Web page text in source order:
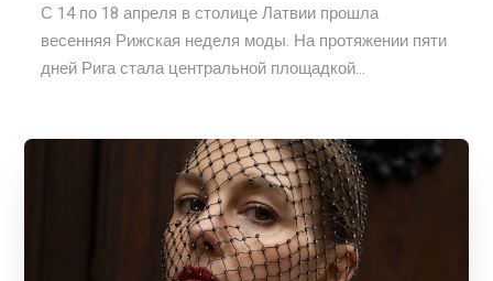
С 14 по 18 апреля в столице Латвии прошла
весенняя Рижская неделя моды. На протяжении пяти
дней Рига стала центральной площадкой...